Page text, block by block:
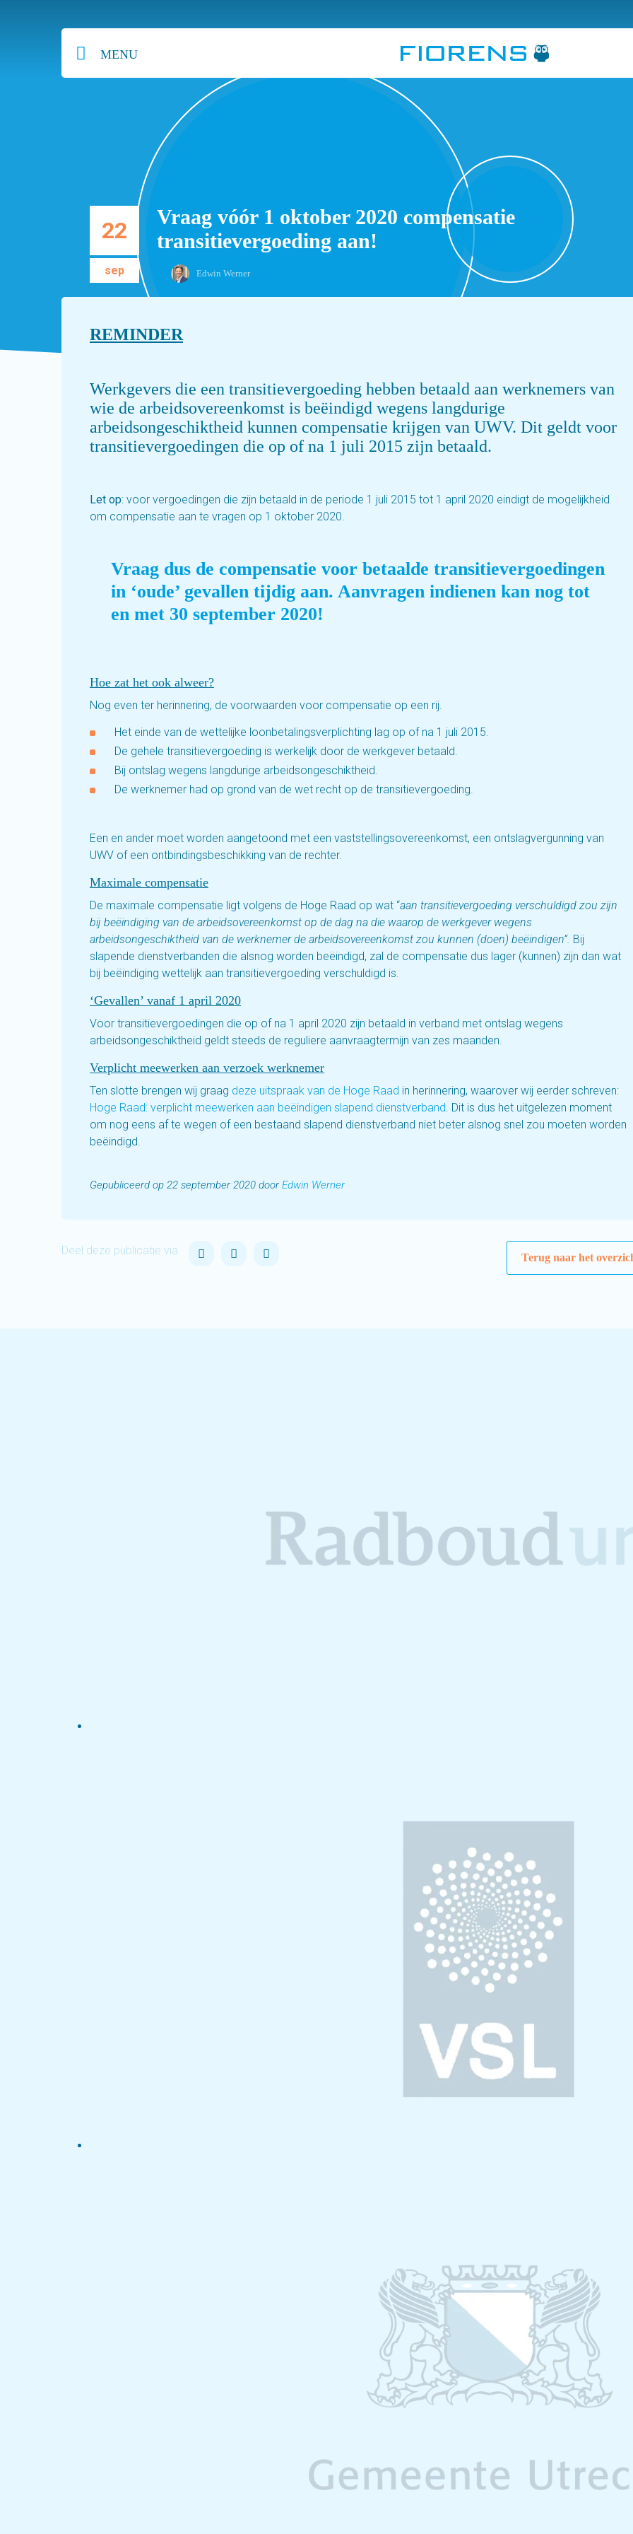
MENU
Vraag vóór 1 oktober 2020 compensatie
transitievergoeding aan!
22
sep Edwin Werner
REMINDER
Werkgevers die een transitievergoeding hebben betaald aan werknemers van
wie de arbeidsovereenkomst is beëindigd wegens langdurige
arbeidsongeschiktheid kunnen compensatie krijgen van UWV. Dit geldt voor
transitievergoedingen die op of na 1 juli 2015 zijn betaald.
Let op: voor vergoedingen die zijn betaald in de periode 1 juli 2015 tot 1 april 2020 eindigt de mogelijkheid
om compensatie aan te vragen op 1 oktober 2020.
Vraag dus de compensatie voor betaalde transitievergoedingen
in ‘oude’ gevallen tijdig aan. Aanvragen indienen kan nog tot
en met 30 september 2020!
Hoe zat het ook alweer?
Nog even ter herinnering, de voorwaarden voor compensatie op een rij.
Het einde van de wettelijke loonbetalingsverplichting lag op of na 1 juli 2015.
De gehele transitievergoeding is werkelijk door de werkgever betaald.
Bij ontslag wegens langdurige arbeidsongeschiktheid.
De werknemer had op grond van de wet recht op de transitievergoeding.
Een en ander moet worden aangetoond met een vaststellingsovereenkomst, een ontslagvergunning van
UWV of een ontbindingsbeschikking van de rechter.
Maximale compensatie
De maximale compensatie ligt volgens de Hoge Raad op wat “aan transitievergoeding verschuldigd zou zijn
bij beëindiging van de arbeidsovereenkomst op de dag na die waarop de werkgever wegens
arbeidsongeschiktheid van de werknemer de arbeidsovereenkomst zou kunnen (doen) beëindigen”. Bij
slapende dienstverbanden die alsnog worden beëindigd, zal de compensatie dus lager (kunnen) zijn dan wat
bij beëindiging wettelijk aan transitievergoeding verschuldigd is.
‘Gevallen’ vanaf 1 april 2020
Voor transitievergoedingen die op of na 1 april 2020 zijn betaald in verband met ontslag wegens
arbeidsongeschiktheid geldt steeds de reguliere aanvraagtermijn van zes maanden.
Verplicht meewerken aan verzoek werknemer
Ten slotte brengen wij graag deze uitspraak van de Hoge Raad in herinnering, waarover wij eerder schreven:
Hoge Raad: verplicht meewerken aan beëindigen slapend dienstverband. Dit is dus het uitgelezen moment
om nog eens af te wegen of een bestaand slapend dienstverband niet beter alsnog snel zou moeten worden
beëindigd.
Gepubliceerd op 22 september 2020 doorEdwin Werner
Deel deze publicatie via
Terug naar het